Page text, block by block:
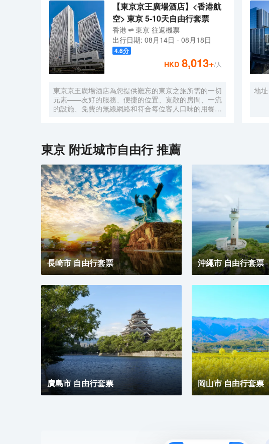
【東京京王廣場酒店】<香港航
空> 東京 5-10天自由行套票
香港 東京 往返機票
出行日期: 08月14日 - 08月18日
4.6分
HKD 8,013+/人
東京京王廣場酒店為您提供難忘的東京之旅所需的一切
元素——友好的服務、便捷的位置、寬敞的房間、一流
的設施、免費的無線網絡和符合每位客人口味的用餐選
地
東京 附近城市自由行 推薦
長崎市 自由行套票 沖繩市 自由行套票
廣島市 自由行套票 岡山市 自由行套票